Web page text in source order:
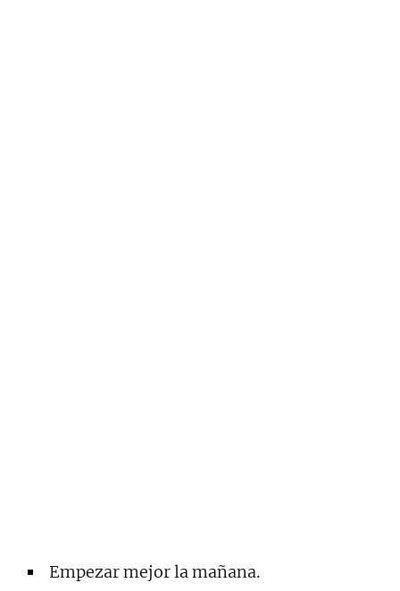
Empezar mejor la mañana.